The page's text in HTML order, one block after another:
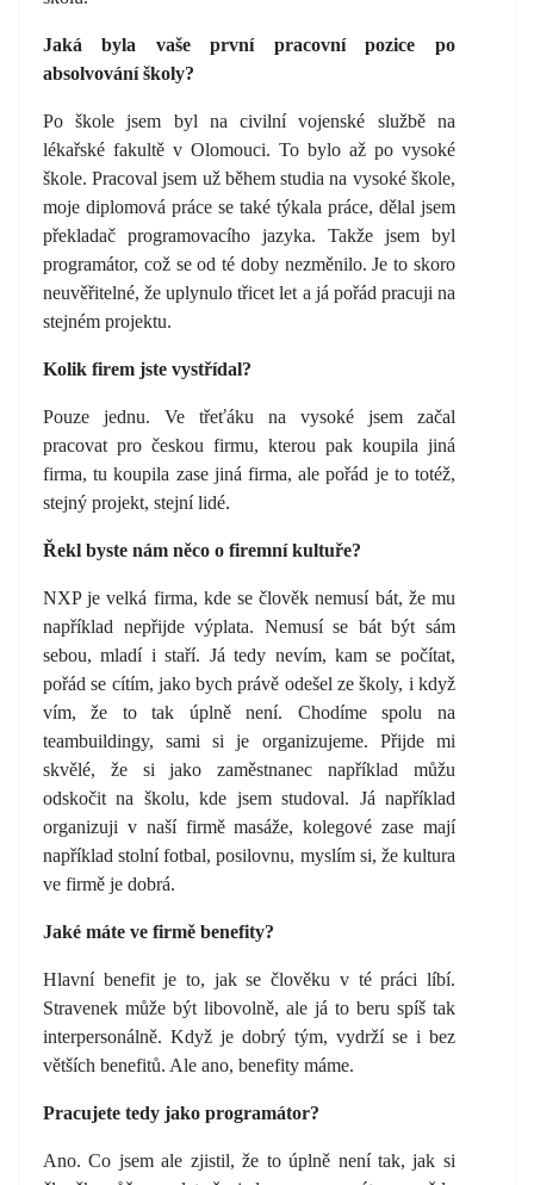
Jaká byla vaše první pracovní pozice po
absolvování školy?
Po škole jsem byl na civilní vojenské službě na
lékařské fakultě v Olomouci. To bylo až po vysoké
škole. Pracoval jsem už během studia na vysoké škole,
moje diplomová práce se také týkala práce, dělal jsem
překladač programovacího jazyka. Takže jsem byl
programátor, což se od té doby nezměnilo. Je to skoro
neuvěřitelné, že uplynulo třicet let a já pořád pracuji na
stejném projektu.
Kolik firem jste vystřídal?
Pouze jednu. Ve třeťáku na vysoké jsem začal
pracovat pro českou firmu, kterou pak koupila jiná
firma, tu koupila zase jiná firma, ale pořád je to totéž,
stejný projekt, stejní lidé.
Řekl byste nám něco o firemní kultuře?
NXP je velká firma, kde se člověk nemusí bát, že mu
například nepřijde výplata. Nemusí se bát být sám
sebou, mladí i staří. Já tedy nevím, kam se počítat,
pořád se cítím, jako bych právě odešel ze školy, i když
vím, že to tak úplně není. Chodíme spolu na
teambuildingy, sami si je organizujeme. Přijde mi
skvělé, že si jako zaměstnanec například můžu
odskočit na školu, kde jsem studoval. Já například
organizuji v naší firmě masáže, kolegové zase mají
například stolní fotbal, posilovnu, myslím si, že kultura
ve firmě je dobrá.
Jaké máte ve firmě benefity?
Hlavní benefit je to, jak se člověku v té práci líbí.
Stravenek může být libovolně, ale já to beru spíš tak
interpersonálně. Když je dobrý tým, vydrží se i bez
větších benefitů. Ale ano, benefity máme.
Pracujete tedy jako programátor?
Ano. Co jsem ale zjistil, že to úplně není tak, jak si